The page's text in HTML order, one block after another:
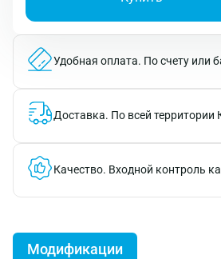
Удобная оплата. По счету или
Доставка. По всей территории
Качество. Входной контроль
Модификации